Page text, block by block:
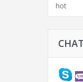
hot
CHAT